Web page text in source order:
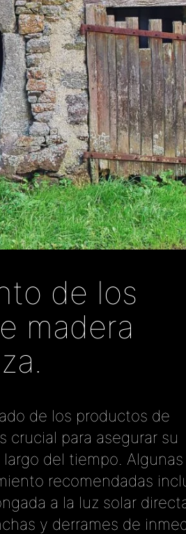
de los
madera
de los productos de
crucial para asegurar su
del tiempo.
recomendadas
a la luz solar
y derrames de